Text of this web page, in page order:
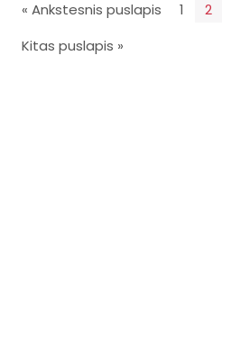
« Ankstesnis puslapis 1 2
Kitas puslapis »